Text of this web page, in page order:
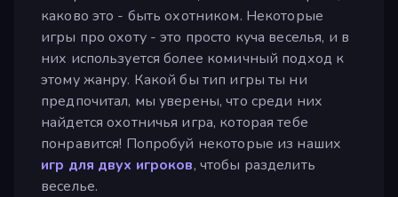
каково это - быть охотником. Некоторые
игры про охоту - это просто куча веселья, и в
них используется более комичный подход к
этому жанру. Какой бы тип игры ты ни
предпочитал, мы уверены, что среди них
найдется охотничья игра, которая тебе
понравится! Попробуй некоторые из наших
игр для двух игроков, чтобы разделить
веселье.